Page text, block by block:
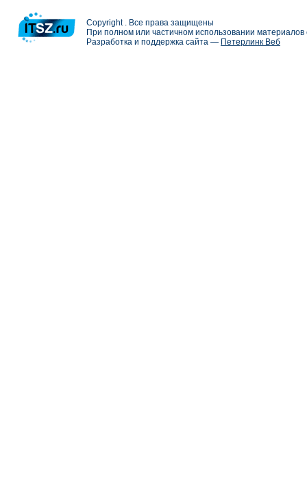
Copyright . Все права защищены
При полном или частичном использовании
Разработка и поддержка сайта — Петерлинк Веб